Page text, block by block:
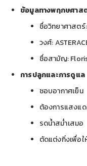
ข้อมูลทางพฤกษศาส
ชื่อวิทยาศาสต
วงศ์:
ชื่อสามัญ:
การปลูกและการดูแล
ชอบอากาศเย็น
ต้องการแสงแ
รดน้ำสม่ำเสมอ
ตัดแต่งกิ่งเพื่อ